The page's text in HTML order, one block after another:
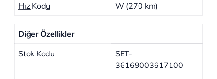
Hız Kodu W (270 km)
Diğer Özellikler
Stok Kodu
SET-
36169003617100